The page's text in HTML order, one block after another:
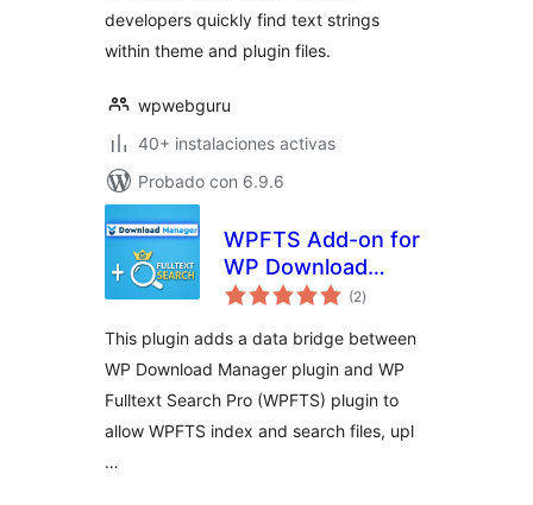
developers quickly find text strings
within theme and plugin files.
wpwebguru
40+ instalaciones activas
Probado con 6.9.6
WPFTS Add-on for
WP Download
Manager
(2total
de
)
This plugin adds a data bridge between
WP Download Manager plugin and WP
Fulltext Search Pro (WPFTS) plugin to
allow WPFTS index and search files, upl
…